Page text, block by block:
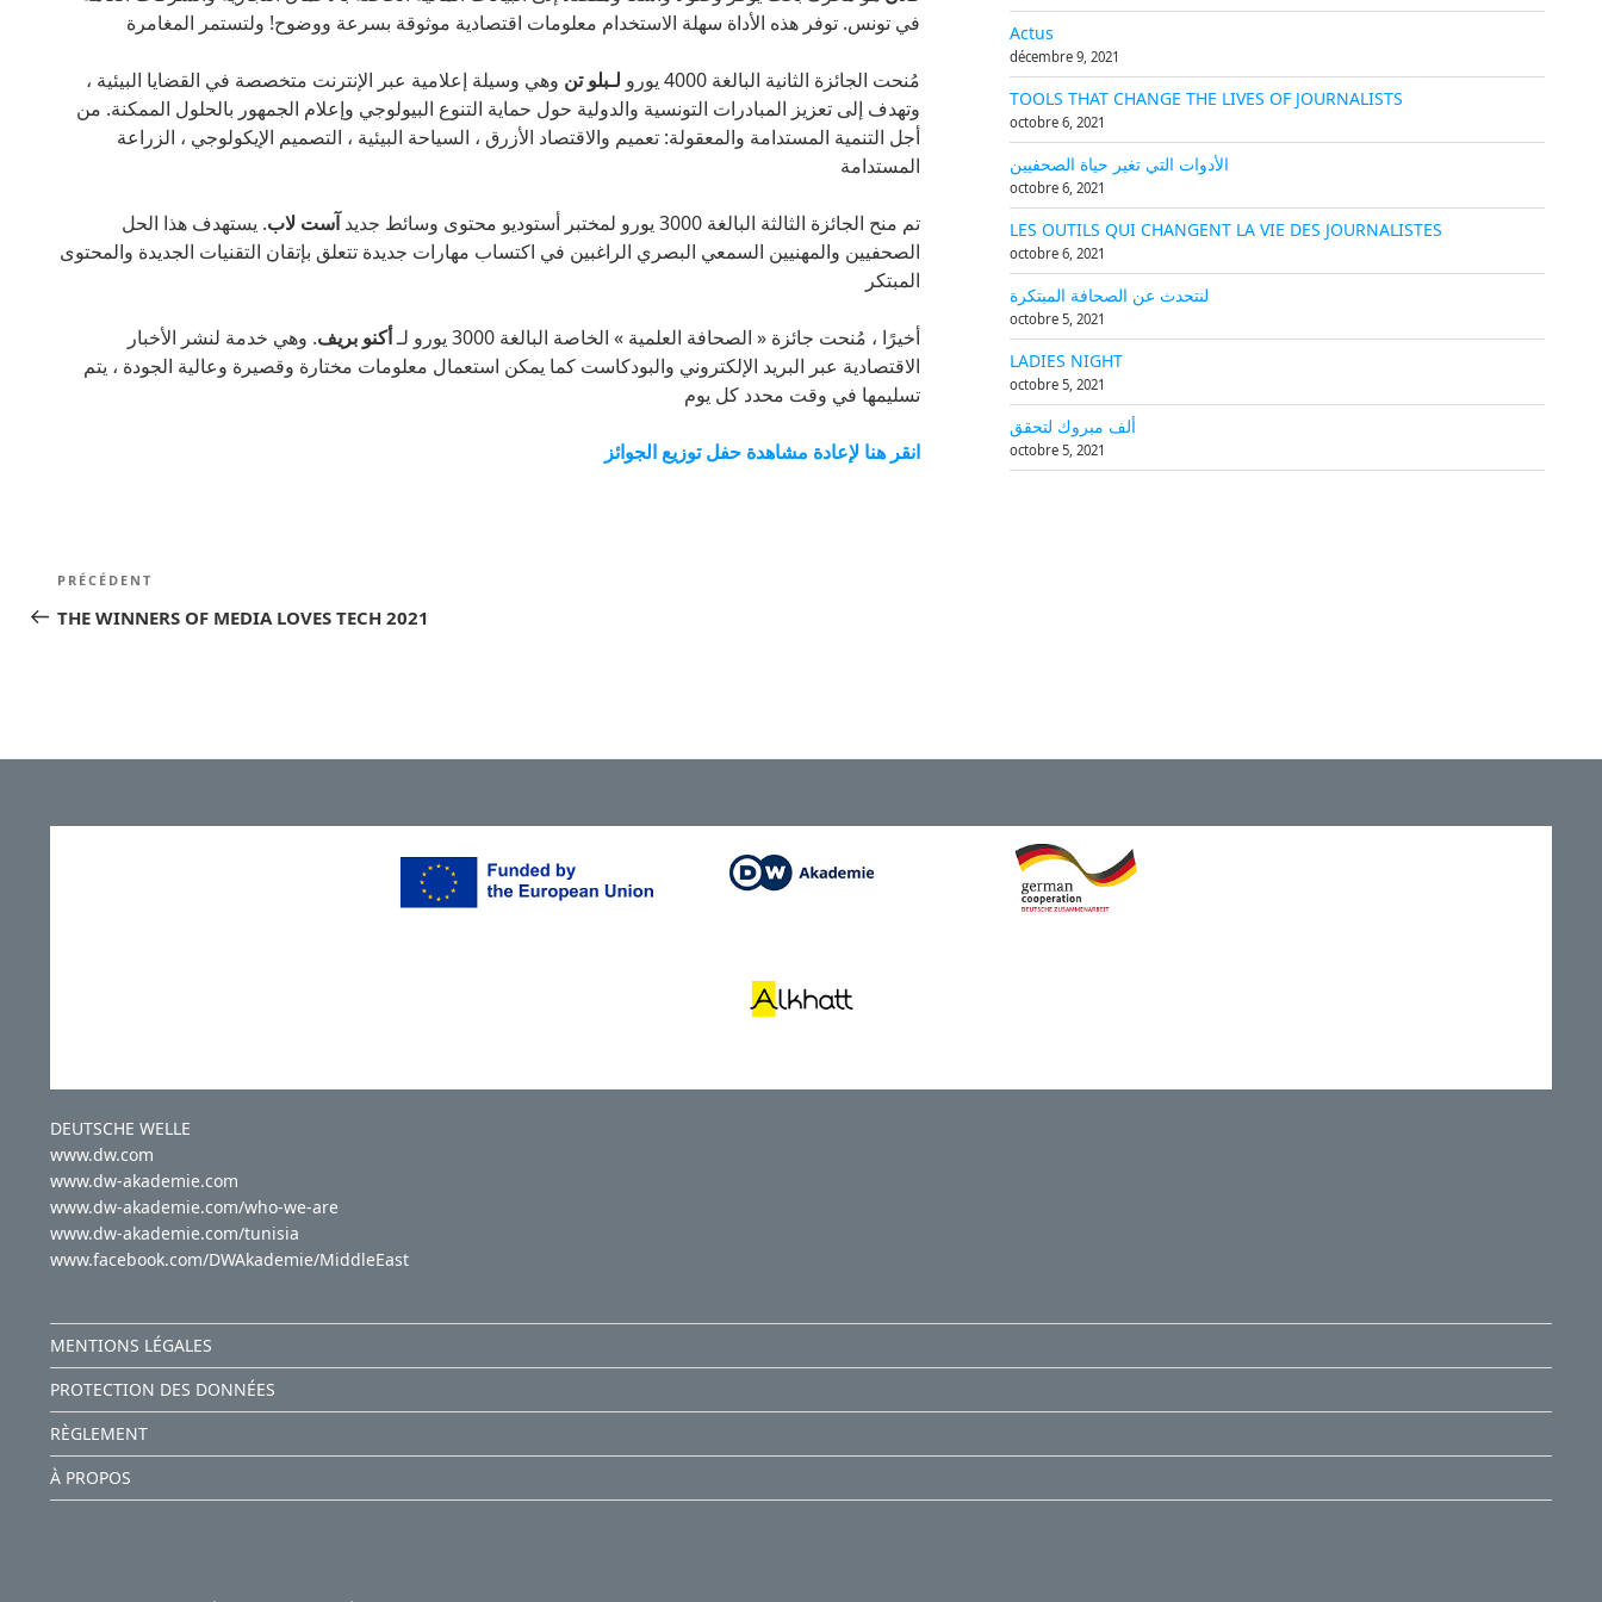
في تونس. توفر هذه الأداة سهلة الاستخدام معلومات اقتصادية موثوقة بسرعة ووضوح! ولتستمر المغامرة
مُنحت الجائزة الثانية البالغة 4000 يورو لـبلو تن وهي وسيلة إعلامية عبر الإنترنت متخصصة في القضايا البيئية ،
وتهدف إلى تعزيز المبادرات التونسية والدولية حول حماية التنوع البيولوجي وإعلام الجمهور بالحلول الممكنة. من
أجل التنمية المستدامة والمعقولة: تعميم والاقتصاد الأزرق ، السياحة البيئية ، التصميم الإيكولوجي ، الزراعة
المستدامة
تم منح الجائزة الثالثة البالغة 3000 يورو لمختبر أستوديو محتوى وسائط جديد آست لاب. يستهدف هذا الحل
الصحفيين والمهنيين السمعي البصري الراغبين في اكتساب مهارات جديدة تتعلق بإتقان التقنيات الجديدة والمحتوى
المبتكر
أخيرًا ، مُنحت جائزة « الصحافة العلمية » الخاصة البالغة 3000 يورو لـ أكنو بريف. وهي خدمة لنشر الأخبار
الاقتصادية عبر البريد الإلكتروني والبودكاست كما يمكن استعمال معلومات مختارة وقصيرة وعالية الجودة ، يتم
تسليمها في وقت محدد كل يوم
انقر هنا لإعادة مشاهدة حفل توزيع الجوائز
Navigation
de
Article
précédent
PRÉCÉDENT
THE WINNERS OF MEDIA LOVES TECH 2021
Actus
décembre 9, 2021
TOOLS THAT CHANGE THE LIVES OF JOURNALISTS
octobre 6, 2021
الأدوات التي تغير حياة الصحفيين
octobre 6, 2021
LES OUTILS QUI CHANGENT LA VIE DES JOURNALISTES
octobre 6, 2021
لنتحدث عن الصحافة المبتكرة
octobre 5, 2021
LADIES NIGHT
octobre 5, 2021
ألف مبروك لتحقق
octobre 5, 2021
DEUTSCHE WELLE
www.dw.com
www.dw-akademie.com
www.dw-akademie.com/who-we-are
www.dw-akademie.com/tunisia
www.facebook.com/DWAkademie/MiddleEast
MENTIONS LÉGALES
PROTECTION DES DONNÉES
RÈGLEMENT
À PROPOS